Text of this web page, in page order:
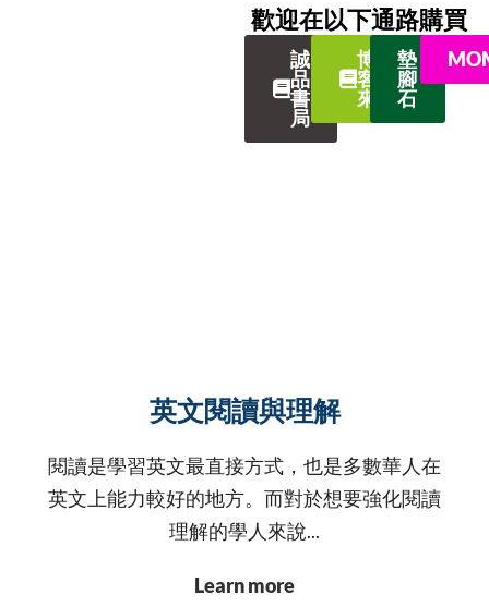
歡迎在以下通路購買
誠
品
書
局
博
客
來
墊
腳
石
英文閱讀與理解
閱讀是學習英文最直接方式，也是多數華人在
英文上能力較好的地方。而對於想要強化閱讀
理解的學人來說...
Learn more